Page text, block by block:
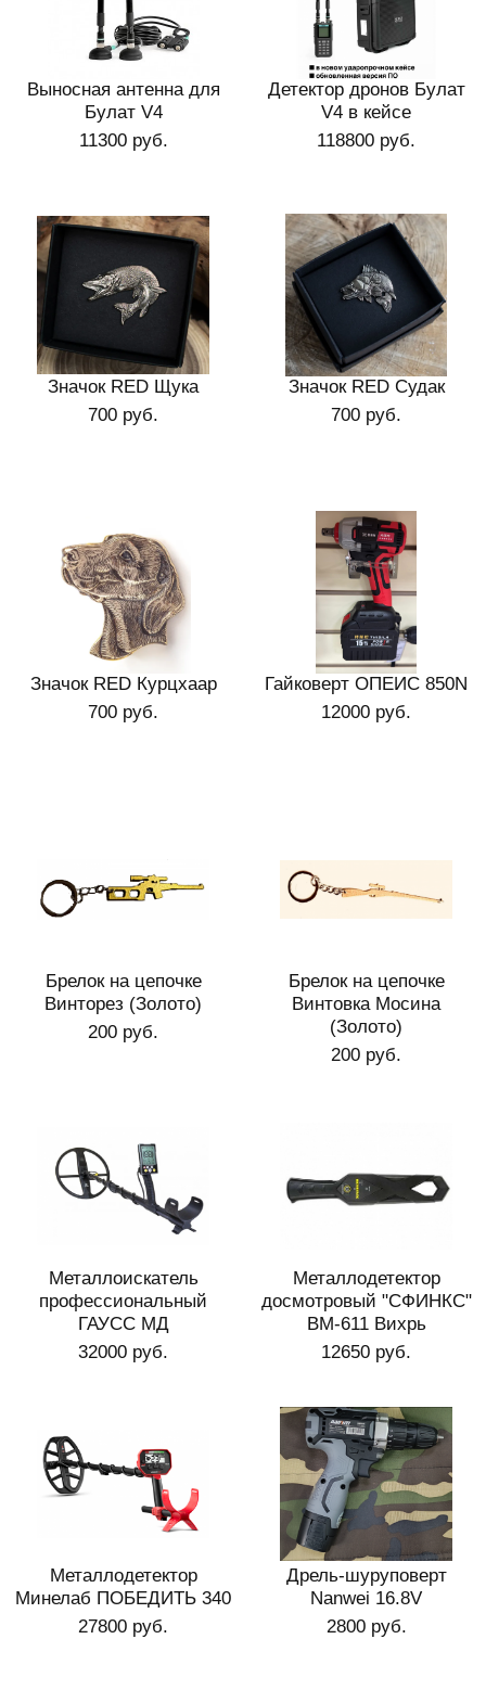
Выносная антенна для
Булат V4
11300 руб.
Детектор дронов Булат
V4 в кейсе
118800 руб.
Значок RED Щука
700 руб.
Значок RED Судак
700 руб.
Значок RED Курцхаар
700 руб.
Гайковерт ОПЕИС 850N
12000 руб.
Брелок на цепочке
Винторез (Золото)
200 руб.
Брелок на цепочке
Винтовка Мосина
(Золото)
200 руб.
Металлоискатель
профессиональный
ГАУСС МД
32000 руб.
Металлодетектор
досмотровый "СФИНКС"
ВМ-611 Вихрь
12650 руб.
Металлодетектор
Минелаб ПОБЕДИТЬ 340
27800 руб.
Дрель-шуруповерт
Nanwei 16.8V
2800 руб.